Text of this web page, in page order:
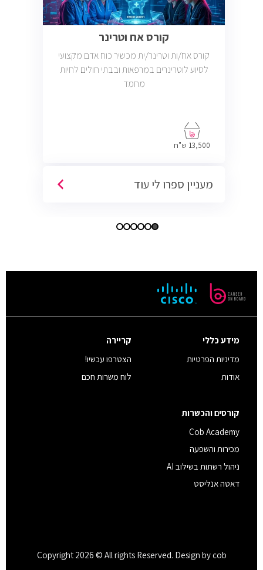
קורס אח וטרינר
קורס אח/ות וטרינר/ית מכשיר כוח אדם מקצועי
לסיוע לוטרינרים במרפאות ובבתי חולים לחיות
מחמד
13,500 ש"ח
מעניין ספרו לי עוד
מידע כללי
מדיניות הפרטיות
אודות
קריירה
הצטרפו עכשיו!
לוח משרות חכם
קורסים והכשרות
Cob Academy
מכירות והשפעה
ניהול רשתות בשילוב AI
דאטה אנליסט
Copyright 2026 © All rights Reserved. Design by cob